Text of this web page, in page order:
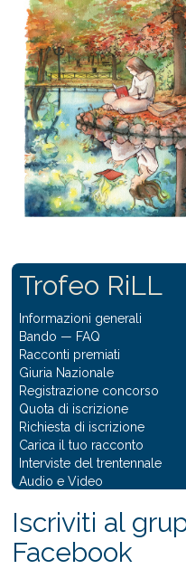
Trofeo RiLL
Informazioni generali
Bando — FAQ
Racconti premiati
Giuria Nazionale
Registrazione concorso
Quota di iscrizione
Richiesta di iscrizione
Carica il tuo racconto
Interviste del trentennale
Audio e Video
Iscriviti al
Facebook